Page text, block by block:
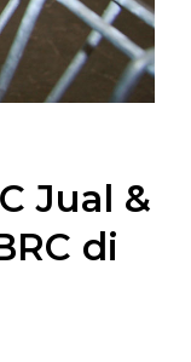
Jual &
di